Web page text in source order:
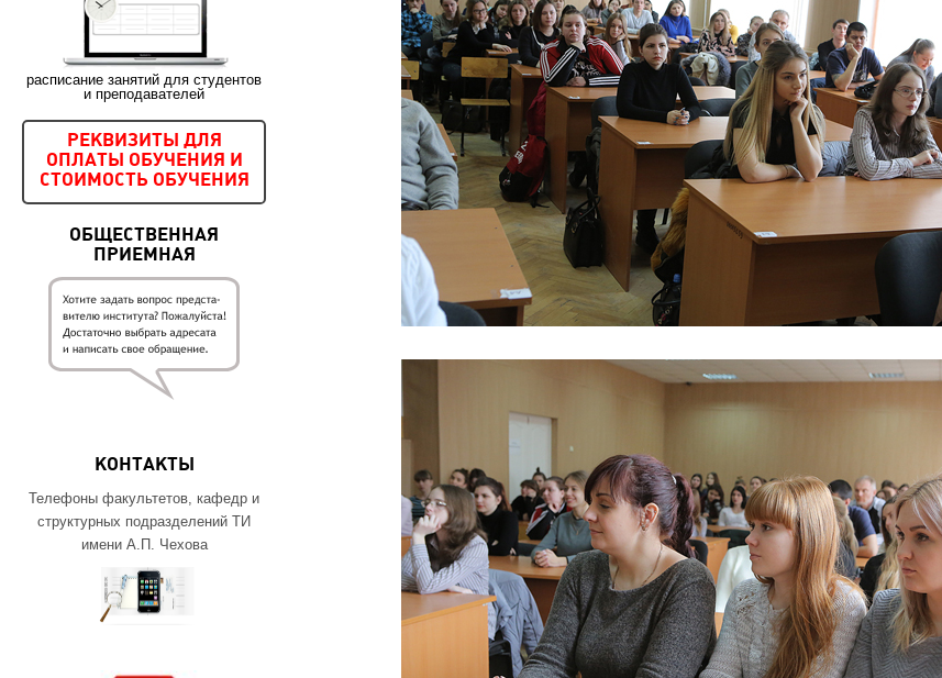
расписание занятий для студентов
и преподавателей
РЕКВИЗИТЫ ДЛЯ
ОПЛАТЫ ОБУЧЕНИЯ И
СТОИМОСТЬ ОБУЧЕНИЯ
ОБЩЕСТВЕННАЯ
ПРИЕМНАЯ
КОНТАКТЫ
Телефоны факультетов, кафедр и
структурных подразделений ТИ
имени А.П. Чехова